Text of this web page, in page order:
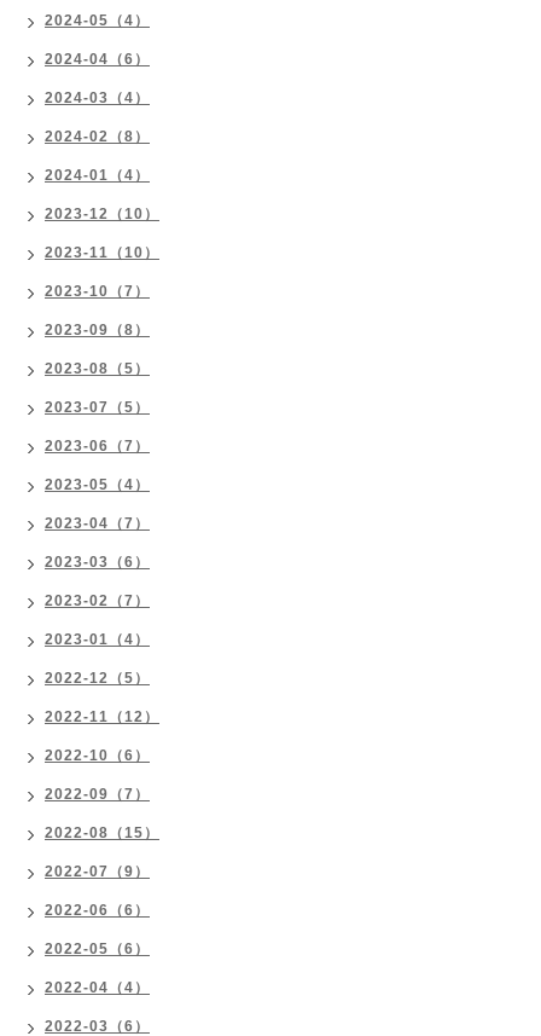
2024-05（4）
2024-04（6）
2024-03（4）
2024-02（8）
2024-01（4）
2023-12（10）
2023-11（10）
2023-10（7）
2023-09（8）
2023-08（5）
2023-07（5）
2023-06（7）
2023-05（4）
2023-04（7）
2023-03（6）
2023-02（7）
2023-01（4）
2022-12（5）
2022-11（12）
2022-10（6）
2022-09（7）
2022-08（15）
2022-07（9）
2022-06（6）
2022-05（6）
2022-04（4）
2022-03（6）